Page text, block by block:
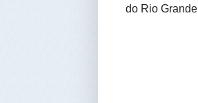
do Rio